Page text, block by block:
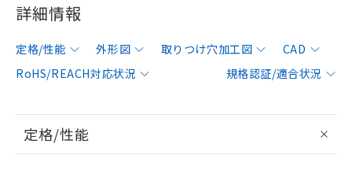
詳細情報
定格/性能 外形図 取りつけ穴加工図
CAD
RoHS/REACH対応状況
規格認証/適合状況
定格/性能